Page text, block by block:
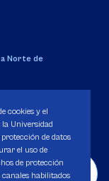
Norte de
1980.
cookies y el
Universidad
de datos
el uso de
de protección
canales habilitados